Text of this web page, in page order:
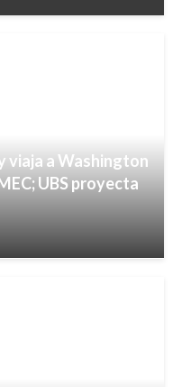
viaja a Washington
UBS proyecta